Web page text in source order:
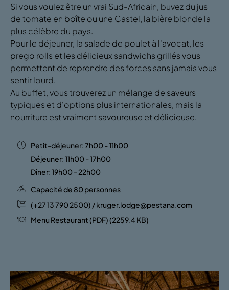
Si vous voulez être un vrai Sud-Africain, buvez du jus
de tomate en boîte ou une Castel, la bière blonde la
plus célèbre du pays.
Pour le déjeuner, la salade de poulet à l'avocat, les
prego rolls et les délicieux sandwichs grillés vous
permettent de reprendre des forces sans jamais vous
sentir lourd.
Au buffet, vous trouverez un mélange de saveurs
typiques et d'options plus internationales, mais la
nourriture est vraiment savoureuse et délicieuse.
Petit-déjeuner: 7h00 - 11h00
Déjeuner: 11h00 - 17h00
Dîner: 19h00 - 22h00
Capacité de 80 personnes
(+27 13 790 2500) / kruger.lodge@pestana.com
Menu Restaurant (PDF)(2259.4 KB)